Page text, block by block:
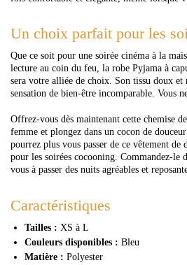
Un choix parfait pour les
Que ce soit pour une soirée cinéma à la
lecture au coin du feu, la robe Pyjama à
sera votre alliée de choix. Son tissu doux
sensation de bien-être incomparable. Vous
Offrez-vous dès maintenant cette chemise
femme et plongez dans un cocon de
pourrez plus vous passer de ce vêtement de
pour les soirées cocooning. Commandez-le
vous à passer des nuits agréables et
Caractéristiques
Tailles : XS à L
Couleurs disponibles : Bleu
Matière : Polyester